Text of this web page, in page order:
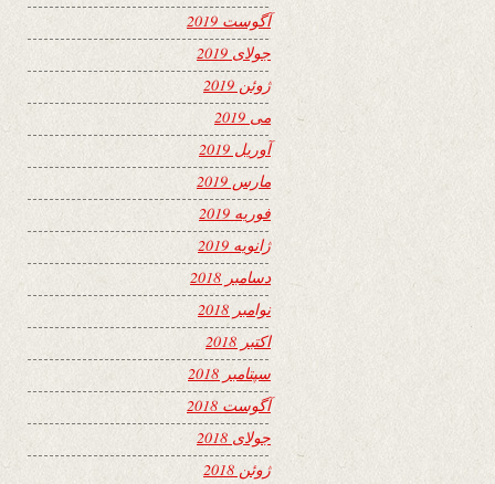
آگوست 2019
جولای 2019
ژوئن 2019
می 2019
آوریل 2019
مارس 2019
فوریه 2019
ژانویه 2019
دسامبر 2018
نوامبر 2018
اکتبر 2018
سپتامبر 2018
آگوست 2018
جولای 2018
ژوئن 2018